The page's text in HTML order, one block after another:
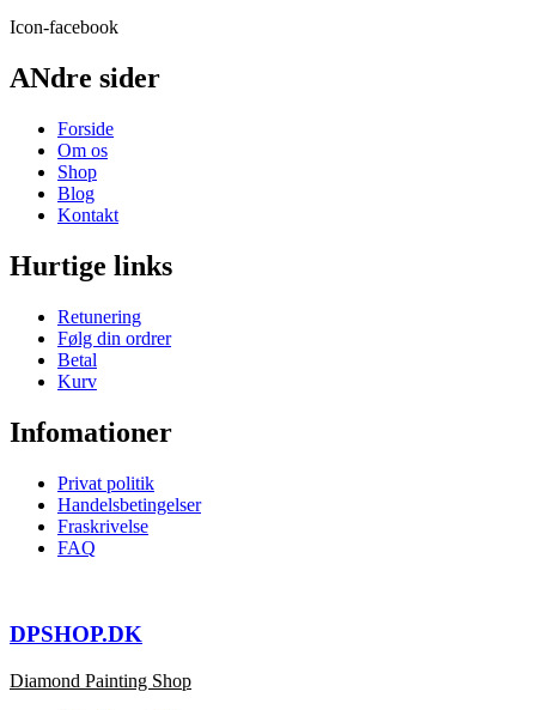
Icon-facebook
ANdre sider
Forside
Om os
Shop
Blog
Kontakt
Hurtige links
Retunering
Følg din ordrer
Betal
Kurv
Infomationer
Privat politik
Handelsbetingelser
Fraskrivelse
FAQ
DPSHOP.DK
Diamond Painting Shop